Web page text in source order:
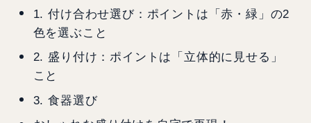
1. 付け合わせ選び：ポイントは「赤・緑」の2
色を選ぶこと
2. 盛り付け：ポイントは「立体的に見せる」
こと
3. 食器選び